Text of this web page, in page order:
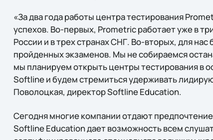
«За два года работы центра тестирования
успехов. Во-первых, Prometric работает уже в
России и в трех странах СНГ. Во-вторых, для
пройденных экзаменов. Мы не собираемся
мы планируем открыть центры тестирования в
Softline и будем стремиться удерживать
Поволоцкая, директор Softline Education.
Сегодня многие компании отдают
Softline Education дает возможность всем